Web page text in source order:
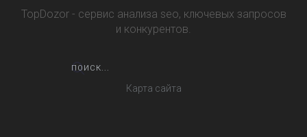
TopDozor - сервис анализа seo, ключевых запросов
и конкурентов.
Карта сайта